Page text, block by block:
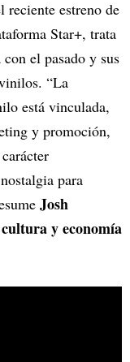
reciente estreno de
Star+, trata
el pasado y sus
“La
está vinculada,
y promoción,
para
Josh
y economía